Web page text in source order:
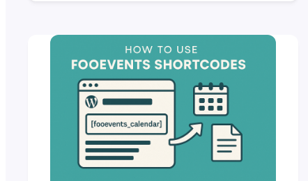
date events, and check in
event. This guide shows setup
steps, page placement tips,
recurring-session options, and
validation checks before launch.
Introduction Workshops usually
run on tight timelines. You need
clear schedules, simple sign-ups,
and accurate…